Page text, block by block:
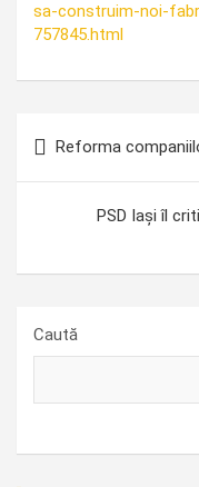
sa-construim-noi-
757845.html
în
articole
Reforma
PSD Iași îl
Caută